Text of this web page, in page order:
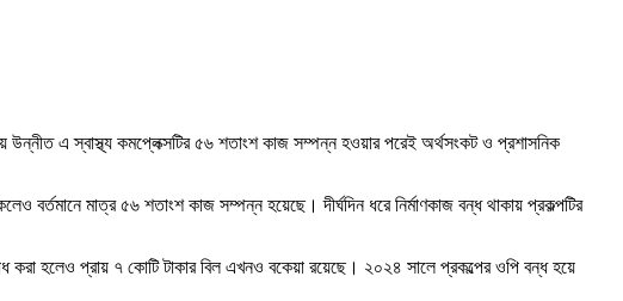
উন্নীত এ স্বাস্থ্য কমপ্লেক্সটির ৫৬ শতাংশ কাজ সম্পন্ন হওয়ার পরেই অর্থসংকট ও প্রশাসনিক
মাত্র ৫৬ শতাংশ কাজ সম্পন্ন হয়েছে। দীর্ঘদিন ধরে নির্মাণকাজ বন্ধ থাকায় প্রকল্পটির
করা হলেও প্রায় ৭ কোটি টাকার বিল এখনও বকেয়া রয়েছে। ২০২৪ সালে প্রকল্পের ওপি বন্ধ হয়ে